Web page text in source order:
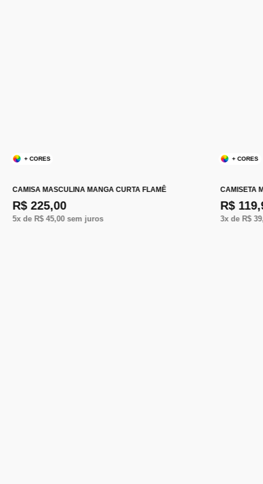
+ CORES
CAMISA MASCULINA MANGA CURTA FLAMÊ
R$ 225,00
5x de R$ 45,00sem juros
+ CORES
CAMISETA
R$
3x de R$